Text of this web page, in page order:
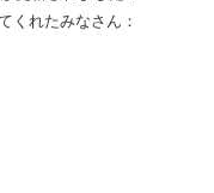
くれたみなさん：